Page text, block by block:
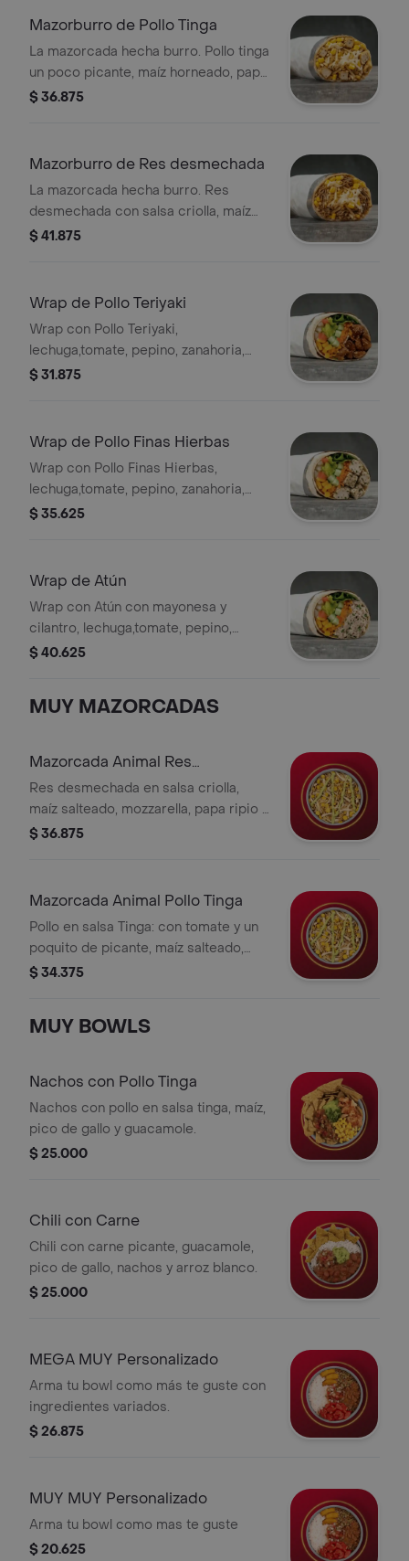
Mazorburro de Pollo Tinga
La mazorcada hecha burro. Pollo tinga
un poco picante, maíz horneado, papa
fosforito, queso mozzarella y salsa
$ 36.875
Mazorburro de Res desmechada
La mazorcada hecha burro. Res
desmechada con salsa criolla, maíz
horneado, papa fosforito, queso
salsa que elijas.
$ 41.875
Wrap de Pollo Teriyaki
Wrap con Pollo Teriyaki,
lechuga,tomate, pepino, zanahoria,
pico de gallo, maíz y guacamole en
$ 31.875
Wrap de Pollo Finas Hierbas
Wrap con Pollo Finas Hierbas,
lechuga,tomate, pepino, zanahoria,
pico de gallo, maíz y guacamole en
$ 35.625
Wrap de Atún
Wrap con Atún con mayonesa y
cilantro, lechuga,tomate, pepino,
zanahoria, pico de gallo, maíz y
elijas.
$ 40.625
MUY MAZORCADAS
Mazorcada Animal Res
Desmechada
Res desmechada en salsa criolla,
maíz salteado, mozzarella, papa ripio y
salsa MUY.
$ 36.875
Mazorcada Animal Pollo Tinga
Pollo en salsa Tinga: con tomate y un
poquito de picante, maíz salteado,
mozzarella, papa ripio y salsa MUY.
$ 34.375
MUY BOWLS
Nachos con Pollo Tinga
Nachos con pollo en salsa tinga, maíz,
pico de gallo y guacamole.
$ 25.000
Chili con Carne
Chili con carne picante, guacamole,
pico de gallo, nachos y arroz blanco.
$ 25.000
MEGA MUY Personalizado
Arma tu bowl como más te guste con
ingredientes variados.
$ 26.875
MUY MUY Personalizado
Arma tu bowl como mas te guste
$ 20.625